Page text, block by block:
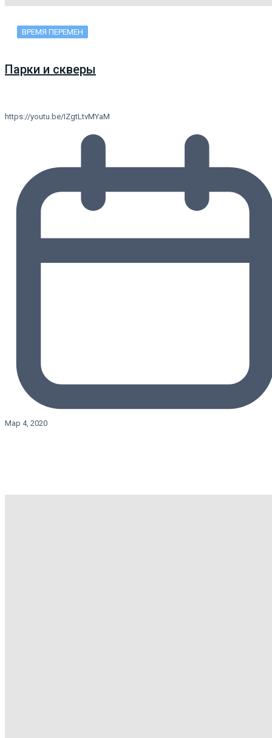
ВРЕМЯ ПЕРЕМЕН
Парки и скверы
https://youtu.be/IZgtLtvMYaM
Мар 4, 2020